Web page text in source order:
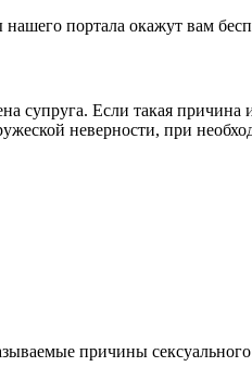
портала окажут вам
супруга. Если такая причина
неверности, при
причины